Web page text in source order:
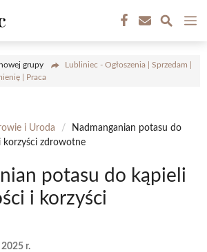
grupy
Lubliniec - Ogłoszenia | Sprzedam |
| Praca
i Uroda /
Nadmanganian potasu do
korzyści zdrowotne
potasu do kąpieli
i korzyści
r.